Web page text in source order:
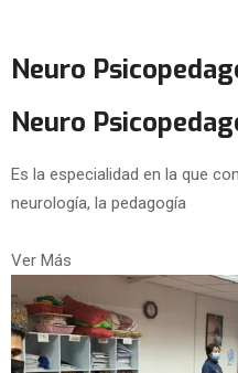
Neuro
Neuro
Es la especialidad en la que
neurología, la pedagogía
Ver Más